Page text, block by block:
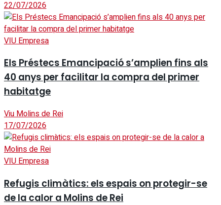
22/07/2026
VIU Empresa
Els Préstecs Emancipació s’amplien fins als
40 anys per facilitar la compra del primer
habitatge
Viu Molins de Rei
17/07/2026
VIU Empresa
Refugis climàtics: els espais on protegir-se
de la calor a Molins de Rei